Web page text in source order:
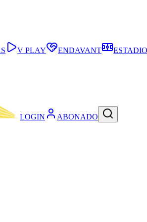
LOGIN ABONADO
V PLAY ENDAVANT ESTADIO